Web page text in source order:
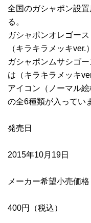
全国のガシャポン設
る。
ガシャポンオレゴー
（キラキラメッキver.）
ガシャポンムサシゴ
は（キラキラメッキ
アイコン（ノーマル絵
の全6種類が入ってい
発売日
2015年10月19日
メーカー希望小売価格
400円（税込）